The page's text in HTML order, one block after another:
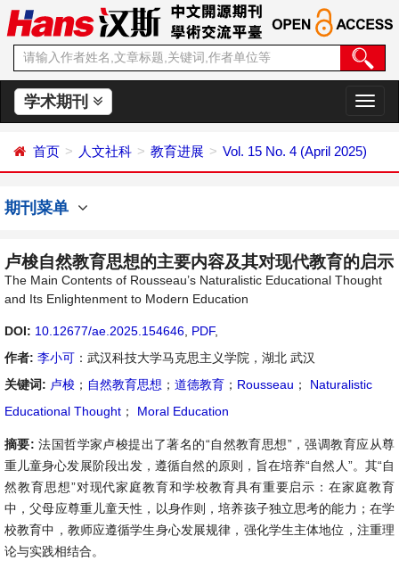
学术期刊
切
换
航
首页 人文社科 教育进展 Vol. 15 No. 4 (April 2025)
期刊菜单
卢梭自然教育思想的主要内容及其对现代教育的启示
The Main Contents of Rousseau’s Naturalistic Educational Thought
and Its Enlightenment to Modern Education
DOI: 10.12677/ae.2025.154646 PDF,
作者: 李小可 ：武汉科技大学马克思主义学院，湖北 武汉
关键词: 卢梭 ； 自然教育思想 ； 道德教育 ； Rousseau ；
Naturalistic
Educational Thought ； Moral Education
摘要:法国哲学家卢梭提出了著名的“自然教育思想”，强调教育应从尊
重儿童身心发展阶段出发，遵循自然的原则，旨在培养“自然人”。其“自
然教育思想”对现代家庭教育和学校教育具有重要启示：在家庭教育
中，父母应尊重儿童天性，以身作则，培养孩子独立思考的能力；在学
校教育中，教师应遵循学生身心发展规律，强化学生主体地位，注重理
论与实践相结合。